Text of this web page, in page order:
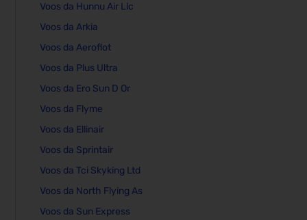
Voos da Hunnu Air Llc
Voos da Arkia
Voos da Aeroflot
Voos da Plus Ultra
Voos da Ero Sun D Or
Voos da Flyme
Voos da Ellinair
Voos da Sprintair
Voos da Tci Skyking Ltd
Voos da North Flying As
Voos da Sun Express